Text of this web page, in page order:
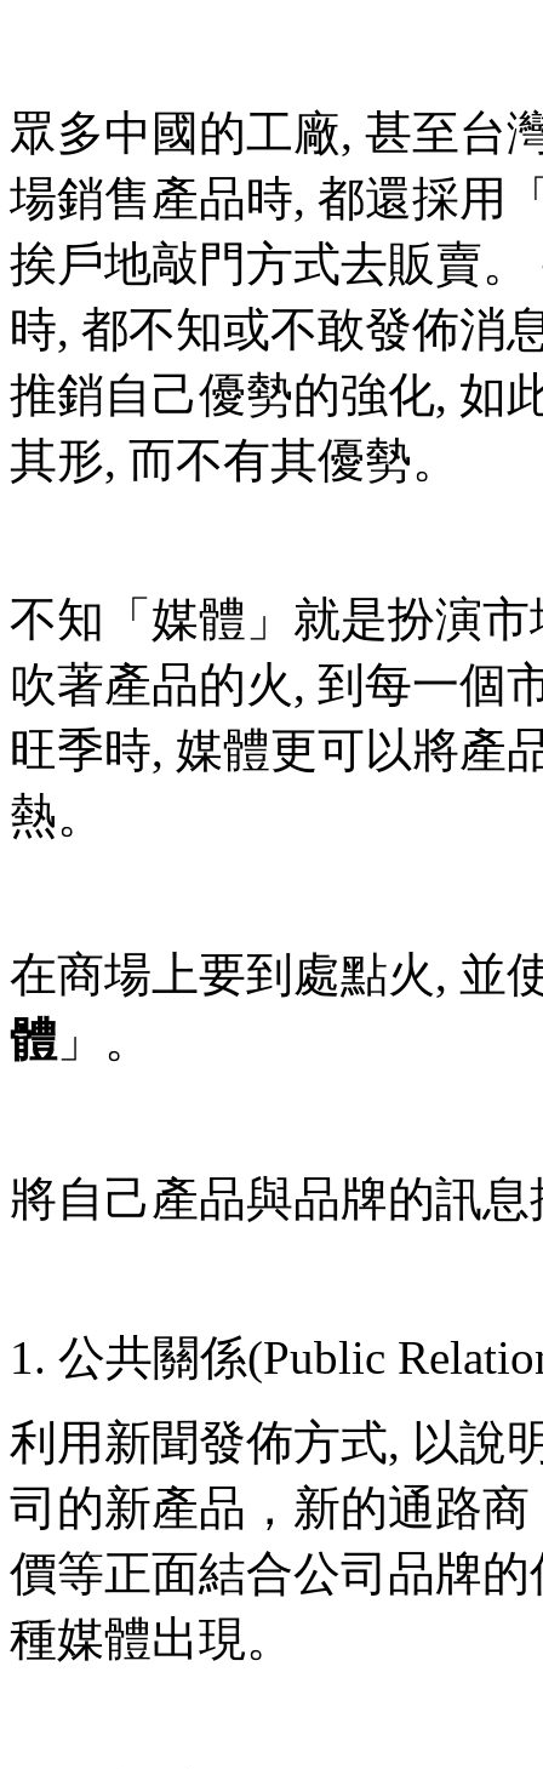
眾多中國的工廠, 甚至台
場銷售產品時, 都還採用
挨戶地敲門方式去販賣
時, 都不知或不敢發佈消
推銷自己優勢的強化, 如
其形, 而不有其優勢。
不知「媒體」就是扮演
吹著產品的火, 到每一個
旺季時, 媒體更可以將產
熱。
在商場上要到處點火, 並
體 」。
將自己產品與品牌的訊
公共關係(Public
利用新聞發佈方式, 以說
司的新產品，新的通路
價等正面結合公司品牌
種媒體出現。